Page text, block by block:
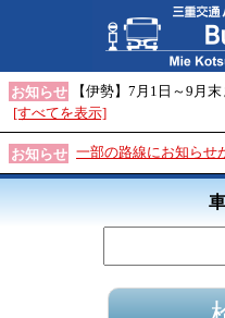
お知らせ
【伊勢】7月1日～9月
[すべてを表示]
お知らせ 一部の路線にお知らせ